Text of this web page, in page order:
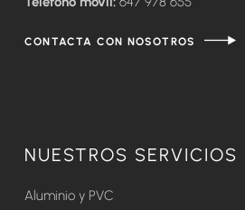
CONTACTA CON NOSOTROS
NUESTROS SERVICIOS
Aluminio y PVC